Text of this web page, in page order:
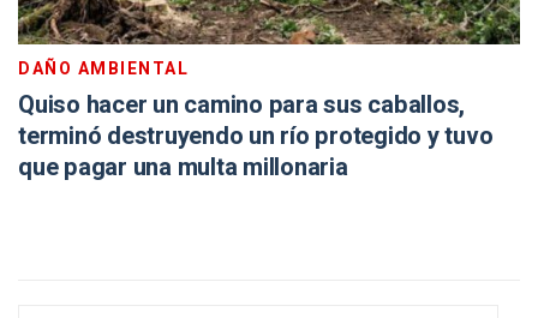
DAÑO AMBIENTAL
Quiso hacer un camino para sus caballos,
terminó destruyendo un río protegido y tuvo
que pagar una multa millonaria